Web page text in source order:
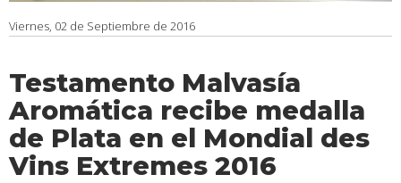
Viernes, 02 de Septiembre de 2016
Testamento Malvasía
Aromática recibe medalla
de Plata en el Mondial des
Vins Extremes 2016